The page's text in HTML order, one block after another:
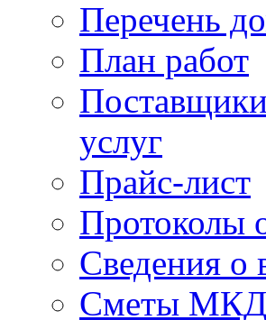
Перечень
План работ
услуг
Прайс-лист
Протоколы
Сведения о
Сметы МКД